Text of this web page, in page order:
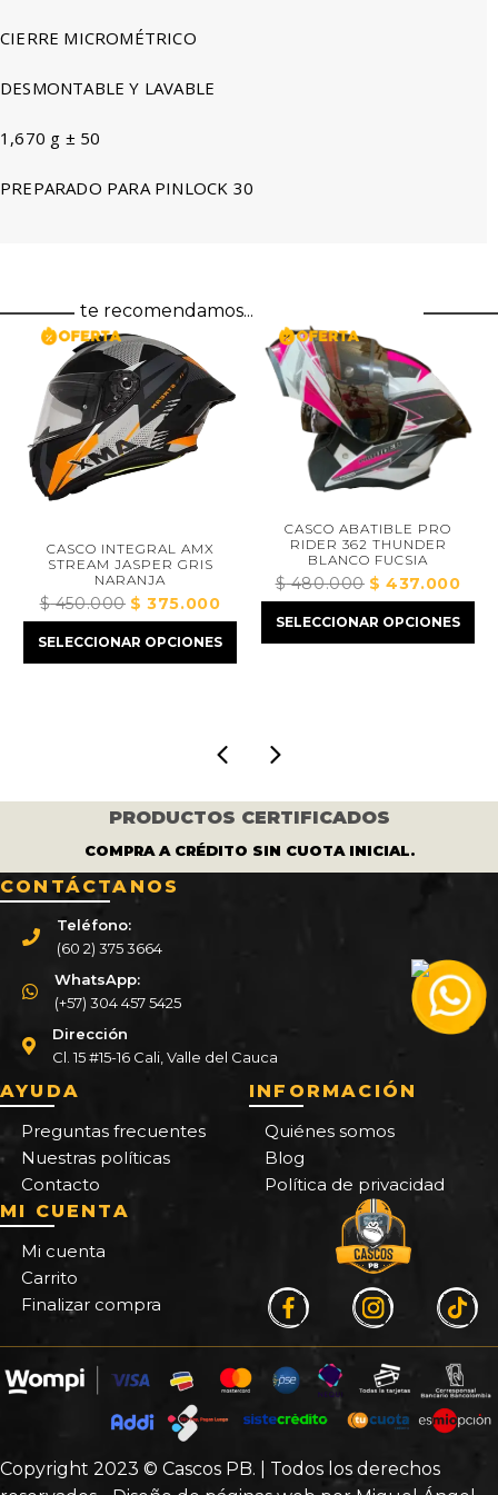
CIERRE MICROMÉTRICO
DESMONTABLE Y LAVABLE
1,670 g ± 50
PREPARADO PARA PINLOCK 30
te recomendamos...
CASCO INTEGRAL AMX
STREAM JASPER GRIS
NARANJA
$450.000 El
precio
original
$375.000El
precio
actual
SELECCIONAR OPCIONES
CASCO ABATIBLE PRO
RIDER 362 THUNDER
BLANCO FUCSIA
$480.000 El
precio
original
$437.000El
SELECCIONAR OPCIONES
PRODUCTOS CERTIFICADOS
COMPRA A CRÉDITO SIN CUOTA INICIAL.
CONTÁCTANOS
Teléfono:
(60 2) 375 3664
WhatsApp:
(+57) 304 457 5425
Dirección
Cl. 15 #15-16 Cali, Valle del Cauca
AYUDA
Preguntas frecuentes
Nuestras políticas
Contacto
INFORMACIÓN
Quiénes somos
Blog
Política de privacidad
MI CUENTA
Mi cuenta
Carrito
Finalizar compra
Copyright 2023 © Cascos PB. | Todos los derechos